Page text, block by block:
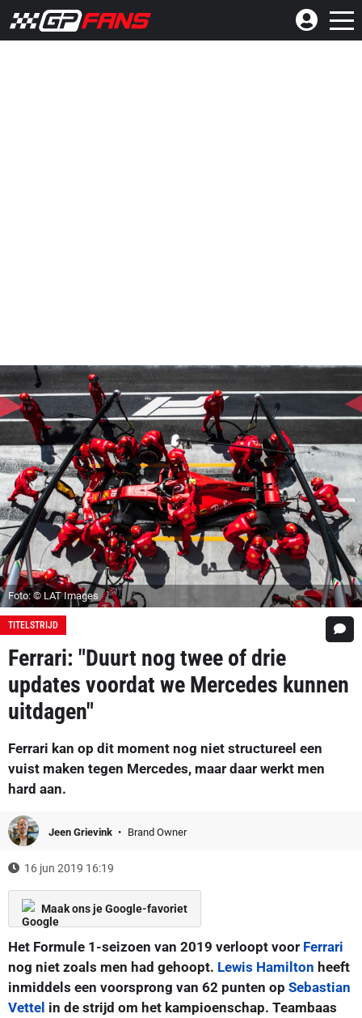
Foto: © LAT Images
TITELSTRIJD
Ferrari: "Duurt nog twee of drie
updates voordat we Mercedes kunnen
uitdagen"
Ferrari kan op dit moment nog niet structureel een
vuist maken tegen Mercedes, maar daar werkt men
hard aan.
Jeen Grievink Brand Owner
16 jun 2019 16:19
Maak ons je Google-favoriet
Het Formule 1-seizoen van 2019 verloopt voor Ferrari
nog niet zoals men had gehoopt. Lewis Hamilton heeft
inmiddels een voorsprong van 62 punten op Sebastian
Vettel in de strijd om het kampioenschap. Teambaas